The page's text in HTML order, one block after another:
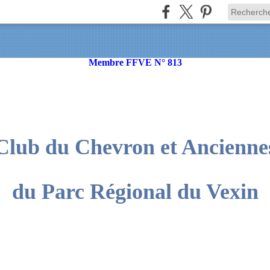
Membre FFVE N° 813
du Chevron et
du Parc Régional du Vexin